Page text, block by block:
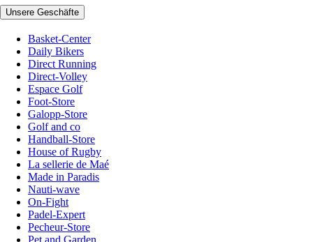
Unsere Geschäfte
Basket-Center
Daily Bikers
Direct Running
Direct-Volley
Espace Golf
Foot-Store
Galopp-Store
Golf and co
Handball-Store
House of Rugby
La sellerie de Maé
Made in Paradis
Nauti-wave
On-Fight
Padel-Expert
Pecheur-Store
Pet and Garden